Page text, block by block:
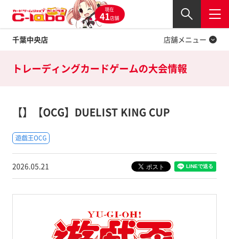
現在
41店舗
千葉中央店
閉じる
店舗メニュー
Twitter
トレーディングカードゲームの大会情報
【】【OCG】DUELIST KING CUP
遊戯王OCG
2026.05.21